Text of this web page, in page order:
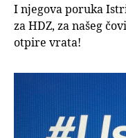
I njegova poruka
za HDZ, za našeg
otpire vrata!